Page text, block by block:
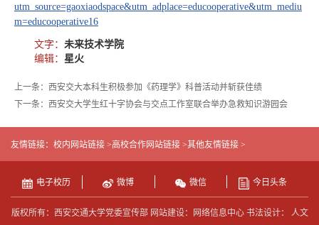
utm_source=gaoxiaodspace&utm_adplace=educooperative&utm_mediu
m=educooperative16
文字： 未来技术学院
编辑： 星火
上一条：西安交大本科生积极参加《药理学》科普活动并斩获佳绩
下一条：西安交大学生红十字协会与交点工作室联合举办急救知识游园会
友情链接： 校内网站链接 >高校合作网站链接 >其他友情链接 >
电子校历 微博 微信 今日头条
版权所有：西安交通大学党委宣传部 网站建设：网络信息中心 书法设计： 人文